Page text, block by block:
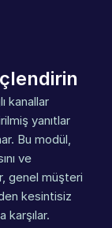
kanallar
yanıtlar
Bu modül,
ve
genel müşteri
kesintisiz
karşılar.